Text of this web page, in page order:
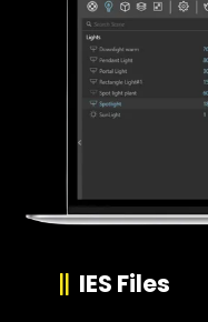
IES Files